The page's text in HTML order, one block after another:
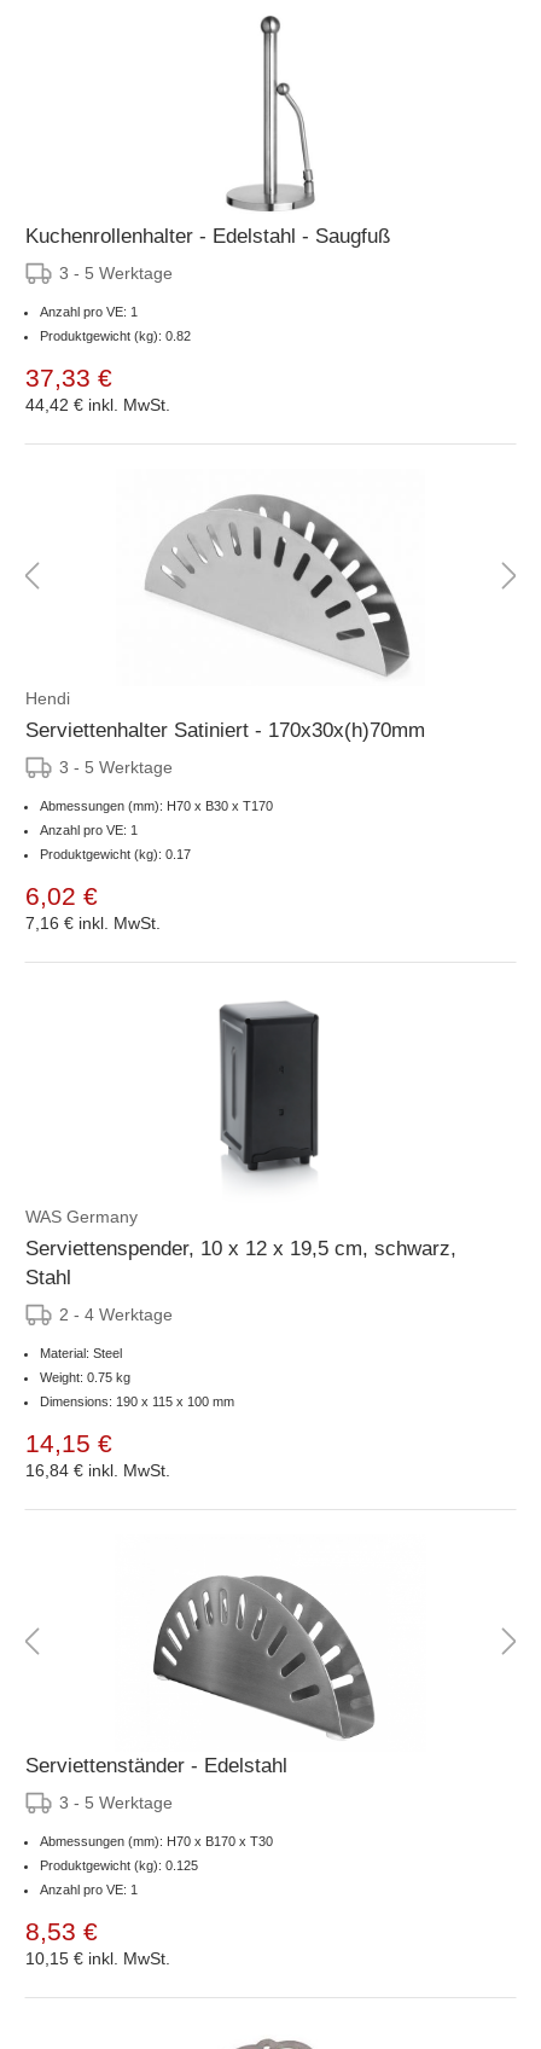
Kuchenrollenhalter - Edelstahl - Saugfuß
3 - 5 Werktage
Anzahl pro VE: 1
Produktgewicht (kg): 0.82
37,33 €
44,42 € inkl. MwSt.
Hendi
Serviettenhalter Satiniert - 170x30x(h)70mm
3 - 5 Werktage
Abmessungen (mm): H70 x B30 x T170
Anzahl pro VE: 1
Produktgewicht (kg): 0.17
6,02 €
7,16 € inkl. MwSt.
WAS Germany
Serviettenspender, 10 x 12 x 19,5 cm, schwarz,
Stahl
2 - 4 Werktage
Material: Steel
Weight: 0.75 kg
Dimensions: 190 x 115 x 100 mm
14,15 €
16,84 € inkl. MwSt.
Serviettenständer - Edelstahl
3 - 5 Werktage
Abmessungen (mm): H70 x B170 x T30
Produktgewicht (kg): 0.125
Anzahl pro VE: 1
8,53 €
10,15 € inkl. MwSt.